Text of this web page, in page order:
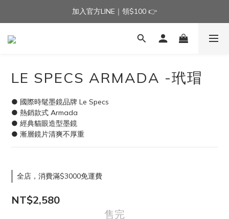
加入官方LINE｜領$100 👉
加入官方LINE｜領$100 👉
滿$3000免運費 | 滿$5000贈AISLE方塊酥髮夾乙個
LE SPECS ARMADA -玳瑁
● 國際時髦墨鏡品牌 Le Specs
● 熱銷款式 Armada
● 經典貓眼造型墨鏡
● 漸層鏡片清爽不厚重
全店，消費滿$3000免運費
NT$2,580
售完